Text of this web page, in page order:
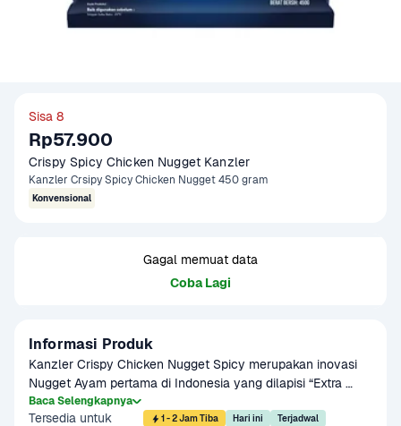
Sisa 8
Rp57.900
Crispy Spicy Chicken Nugget Kanzler
Kanzler Crsipy Spicy Chicken Nugget 450 gram
Konvensional
Gagal memuat data
Coba Lagi
Informasi Produk
Kanzler Crispy Chicken Nugget Spicy merupakan inovasi
Nugget Ayam pertama di Indonesia yang dilapisi “Extra
Crispy Bubble Crumb” dan memiliki rasa yg pedas,
memberikan sensasi ekstra renyah yang belum pernah ada
Baca Selengkapnya
Tersedia untuk 1 - 2 Jam Tiba Hari ini Terjadwal